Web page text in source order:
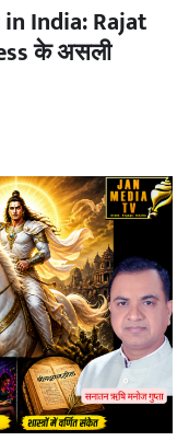
India: Rajat
के असली